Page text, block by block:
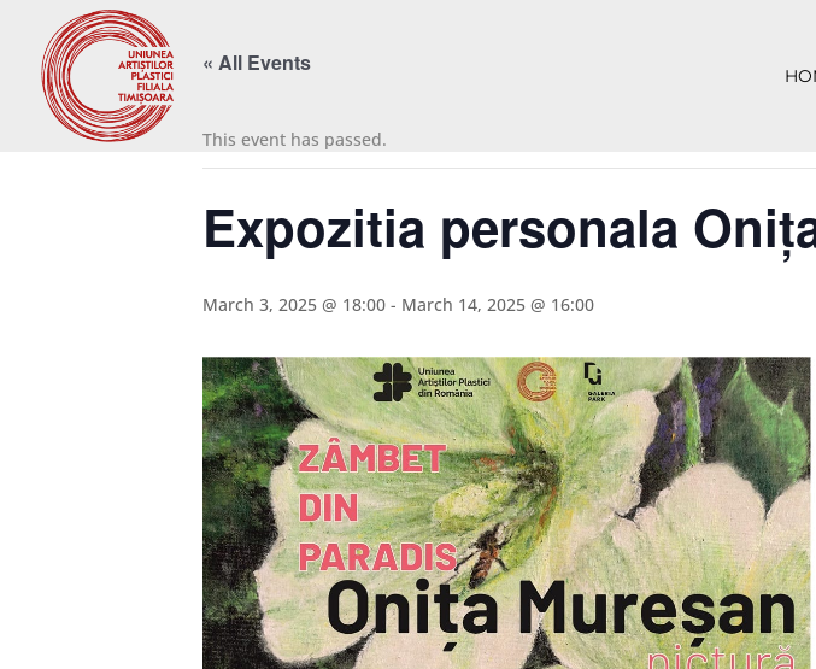
« All Events
This event has passed.
Expozitia personala
March 3, 2025 @ 18:00 - March 14, 2025 @ 16:00